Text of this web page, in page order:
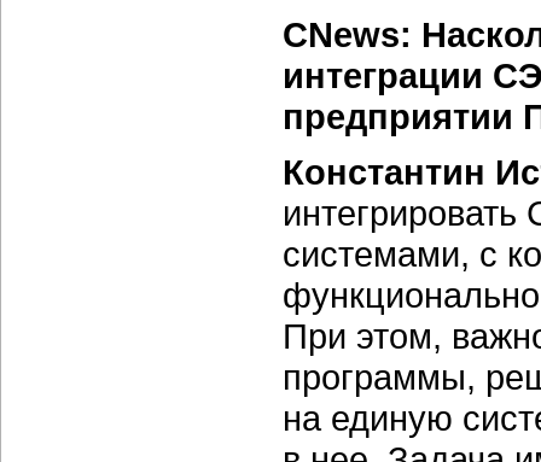
CNews:
интеграции
предприятии
Константин
системами, с
При этом,
программы,
на единую